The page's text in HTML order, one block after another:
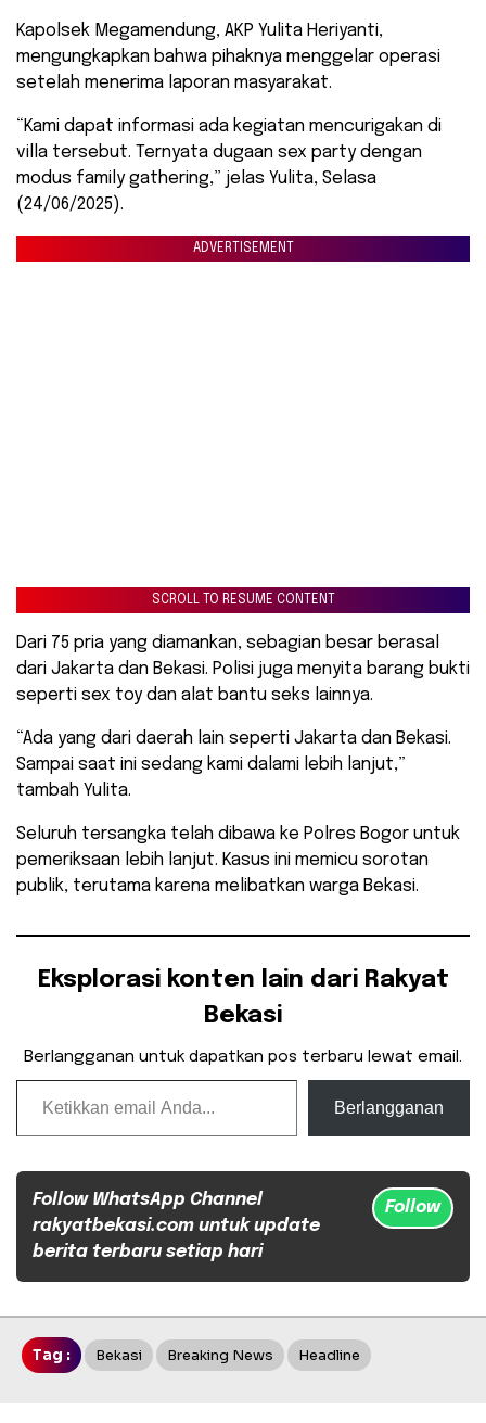
Kapolsek Megamendung, AKP Yulita Heriyanti,
mengungkapkan bahwa pihaknya menggelar operasi
setelah menerima laporan masyarakat.
“Kami dapat informasi ada kegiatan mencurigakan di
villa tersebut. Ternyata dugaan sex party dengan
modus family gathering,” jelas Yulita, Selasa
(24/06/2025).
ADVERTISEMENT
SCROLL TO RESUME CONTENT
Dari 75 pria yang diamankan, sebagian besar berasal
dari Jakarta dan Bekasi. Polisi juga menyita barang bukti
seperti sex toy dan alat bantu seks lainnya.
“Ada yang dari daerah lain seperti Jakarta dan Bekasi.
Sampai saat ini sedang kami dalami lebih lanjut,”
tambah Yulita.
Seluruh tersangka telah dibawa ke Polres Bogor untuk
pemeriksaan lebih lanjut. Kasus ini memicu sorotan
publik, terutama karena melibatkan warga Bekasi.
Eksplorasi konten lain dari Rakyat
Bekasi
Berlangganan untuk dapatkan pos terbaru lewat email.
Ketikkan email Anda...
Berlangganan
Follow WhatsApp Channel
rakyatbekasi.com untuk update
berita terbaru setiap hari
Follow
Tag : Bekasi Breaking News Headline